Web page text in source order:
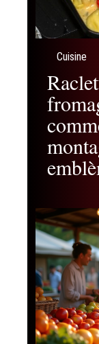
Cuisine